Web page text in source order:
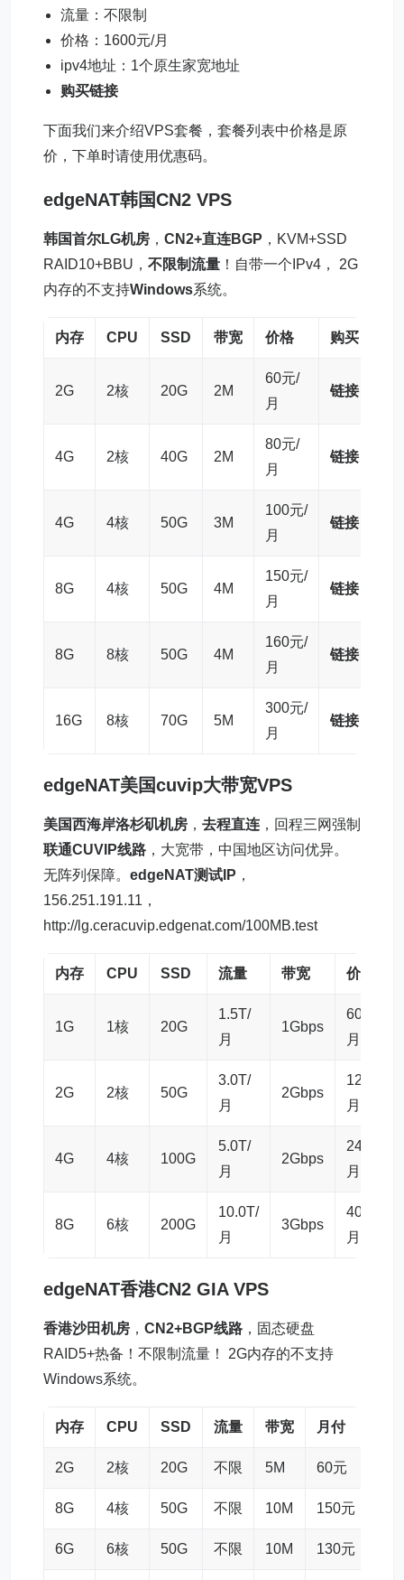
流量：不限制
价格：1600元/月
ipv4地址：1个原生家宽地址
购买链接
下面我们来介绍VPS套餐，套餐列表中价格是原
价，下单时请使用优惠码。
edgeNAT韩国CN2 VPS
韩国首尔LG机房 ， CN2+直连BGP ，KVM+SSD
RAID10+BBU， 不限制流量 ！自带一个IPv4， 2G
内存的不支持Windows系统。
内存 CPU SSD 带宽 价格 购买
2G 2核 20G 2M
60元/
月
链接
4G 2核 40G 2M
80元/
月
链接
4G 4核 50G 3M
100元/
月
链接
8G 4核 50G 4M
150元/
月
链接
8G 8核 50G 4M
160元/
月
链接
16G 8核 70G 5M
300元/
月
链接
edgeNAT美国cuvip大带宽VPS
美国西海岸洛杉矶机房 ， 去程直连 ，回程三网强制
联通CUVIP线路 ，大宽带，中国地区访问优异。
无阵列保障。 edgeNAT测试IP ，
156.251.191.11，
http://lg.ceracuvip.edgenat.com/100MB.test
内存 CPU SSD 流量 带宽 价格
1G 1核 20G
1.5T/
月
1Gbps
60元/
月
2G 2核 50G
3.0T/
月
2Gbps
120元/
月
4G 4核 100G
5.0T/
月
2Gbps
240元/
月
8G 6核 200G
10.0T/
月
3Gbps
400元/
月
edgeNAT香港CN2 GIA VPS
香港沙田机房 ， CN2+BGP线路 ，固态硬盘
RAID5+热备！不限制流量！ 2G内存的不支持
Windows系统。
内存 CPU SSD 流量 带宽 月付
2G 2核 20G 不限 5M 60元
8G 4核 50G 不限 10M 150元
6G 6核 50G 不限 10M 130元